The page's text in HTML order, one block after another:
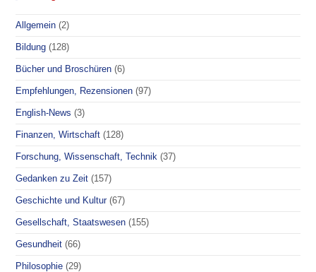
Allgemein (2)
Bildung (128)
Bücher und Broschüren (6)
Empfehlungen, Rezensionen (97)
English-News (3)
Finanzen, Wirtschaft (128)
Forschung, Wissenschaft, Technik (37)
Gedanken zu Zeit (157)
Geschichte und Kultur (67)
Gesellschaft, Staatswesen (155)
Gesundheit (66)
Philosophie (29)